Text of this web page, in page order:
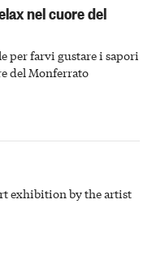
nel cuore del
per farvi gustare i sapori
del Monferrato
exhibition by the artist